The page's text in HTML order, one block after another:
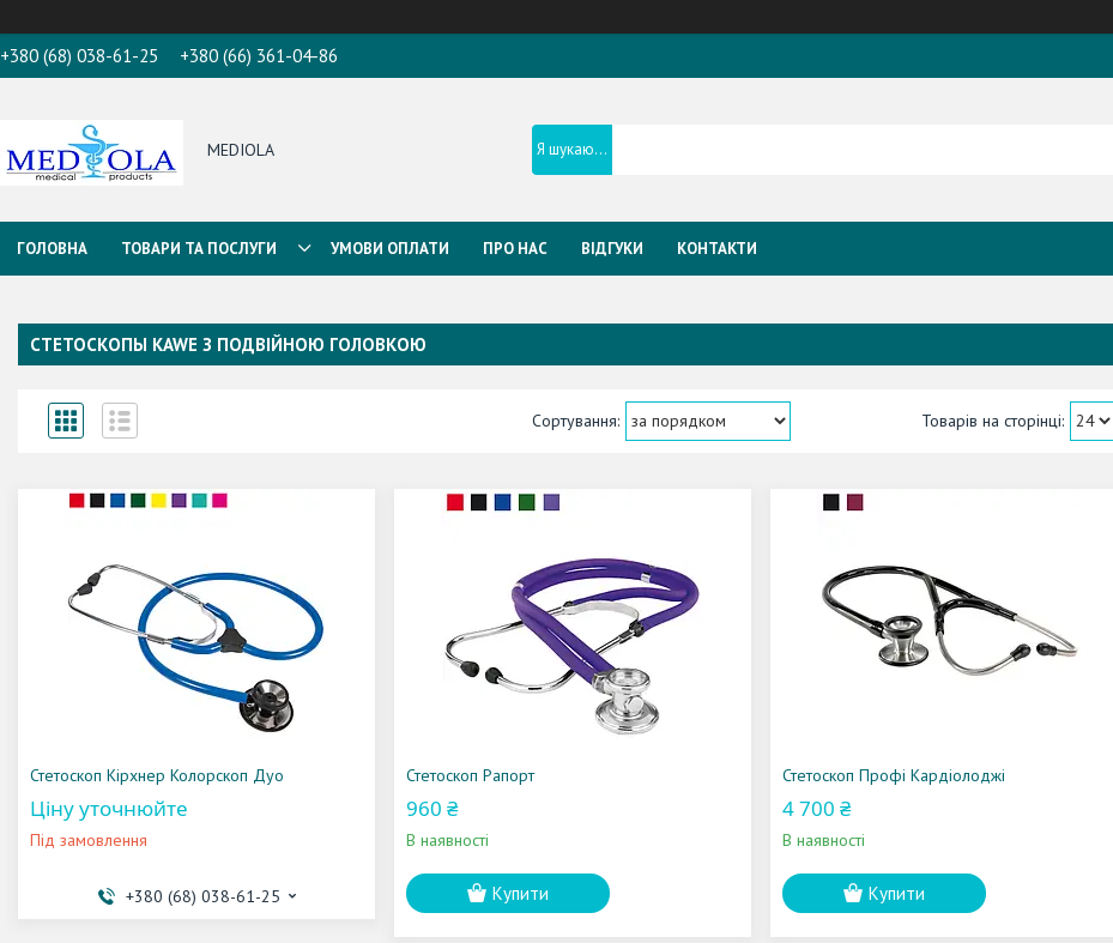
+380 (68) 038-61-25 +380 (66) 361-04-86
MEDIOLA
ГОЛОВНА ТОВАРИ ТА ПОСЛУГИ УМОВИ ОПЛАТИ ПРО НАС ВІДГУКИ КОНТАКТИ
СТЕТОСКОПЫ KAWE З ПОДВІЙНОЮ ГОЛОВКОЮ
Стетоскоп Kірхнер Колорскоп Дуо
Ціну уточнюйте
Під замовлення
+380 (68) 038-61-25
Стетоскоп Рапорт
960 ₴
В наявності
Купити
Стетоскоп Профі Кардіолоджі
4 700 ₴
В наявності
Купити